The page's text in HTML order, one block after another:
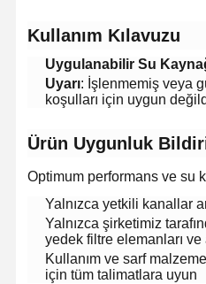
​Kullanım Kılavuzu​
​Uygulanabilir Su
​Uyarı​​: İşlenmemiş veya
koşulları için uygun
​Ürün Uygunluk
Optimum performans ve su
Yalnızca yetkili kanallar
Yalnızca şirketimiz
yedek filtre elemanları ve
Kullanım ve sarf
için tüm talimatlara uyun